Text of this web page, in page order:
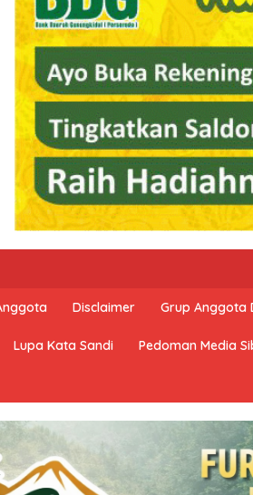
Disclaimer Grup Anggota
Lupa Kata Sandi Pedoman Media